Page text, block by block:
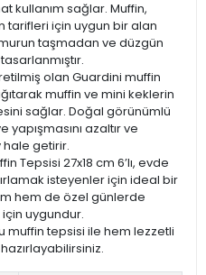
kullanım sağlar. Muffin,
tarifleri için uygun bir alan
taşmadan ve düzgün
olan Guardini muffin
muffin ve mini keklerin
sağlar. Doğal görünümlü
azaltır ve
getirir.
Tepsisi 27x18 cm 6’lı, evde
isteyenler için ideal bir
hem de özel günlerde
uygundur.
muffin tepsisi ile hem lezzetli